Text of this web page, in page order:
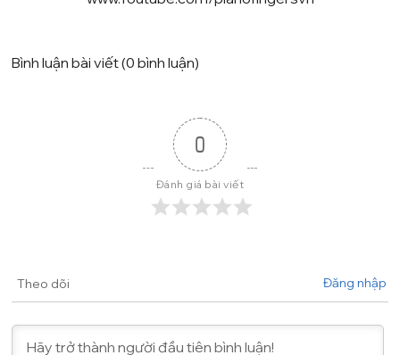
Bình luận bài viết (0 bình luận)
0
Đánh giá bài viết
Theo dõi Đăng nhập